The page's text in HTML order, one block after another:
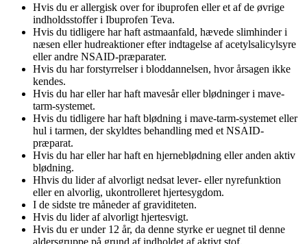
Hvis du er allergisk over for ibuprofen eller et af de øvrige
indholdsstoffer i Ibuprofen Teva.
Hvis du tidligere har haft astmaanfald, hævede slimhinder i
næsen eller hudreaktioner efter indtagelse af acetylsalicylsyre
eller andre NSAID-præparater.
Hvis du har forstyrrelser i bloddannelsen, hvor årsagen ikke
kendes.
Hvis du har eller har haft mavesår eller blødninger i mave-
tarm-systemet.
Hvis du tidligere har haft blødning i mave-tarm-systemet eller
hul i tarmen, der skyldtes behandling med et NSAID-
præparat.
Hvis du har eller har haft en hjerneblødning eller anden aktiv
blødning.
Hhvis du lider af alvorligt nedsat lever- eller nyrefunktion
eller en alvorlig, ukontrolleret hjertesygdom.
I de sidste tre måneder af graviditeten.
Hvis du lider af alvorligt hjertesvigt.
Hvis du er under 12 år, da denne styrke er uegnet til denne
aldersgruppe på grund af indholdet af aktivt stof.